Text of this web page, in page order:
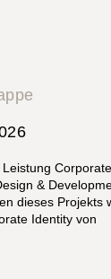
&
dieses Projekts
Identity von